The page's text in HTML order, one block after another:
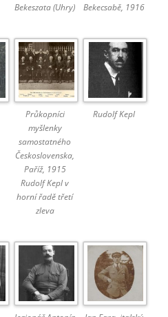
Bekeszata (Uhry) Bekecsabě, 1916
Průkopníci
myšlenky
samostatného
Československa,
Paříž, 1915
Rudolf Kepl v
horní řadě třetí
zleva
Rudolf Kepl